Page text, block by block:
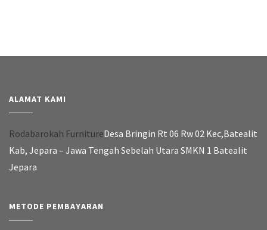
ALAMAT KAMI
Rodabarokah FurnitureDesa Bringin Rt 06 Rw 02 Kec,Batealit
Kab, Jepara – Jawa Tengah Sebelah Utara SMKN 1 Batealit
Jepara
METODE PEMBAYARAN